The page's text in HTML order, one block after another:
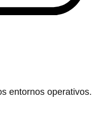
entornos operativos.